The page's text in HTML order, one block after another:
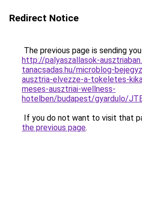
Redirect Notice
The previous page is sending
http://palyaszallasok-
tanacsadas.hu/microblog-
ausztria-elvezze-a-tokeletes-
meses-ausztriai-wellness-
hotelben/budapest/gyardulo/
If you do not want to visit that
the previous page.